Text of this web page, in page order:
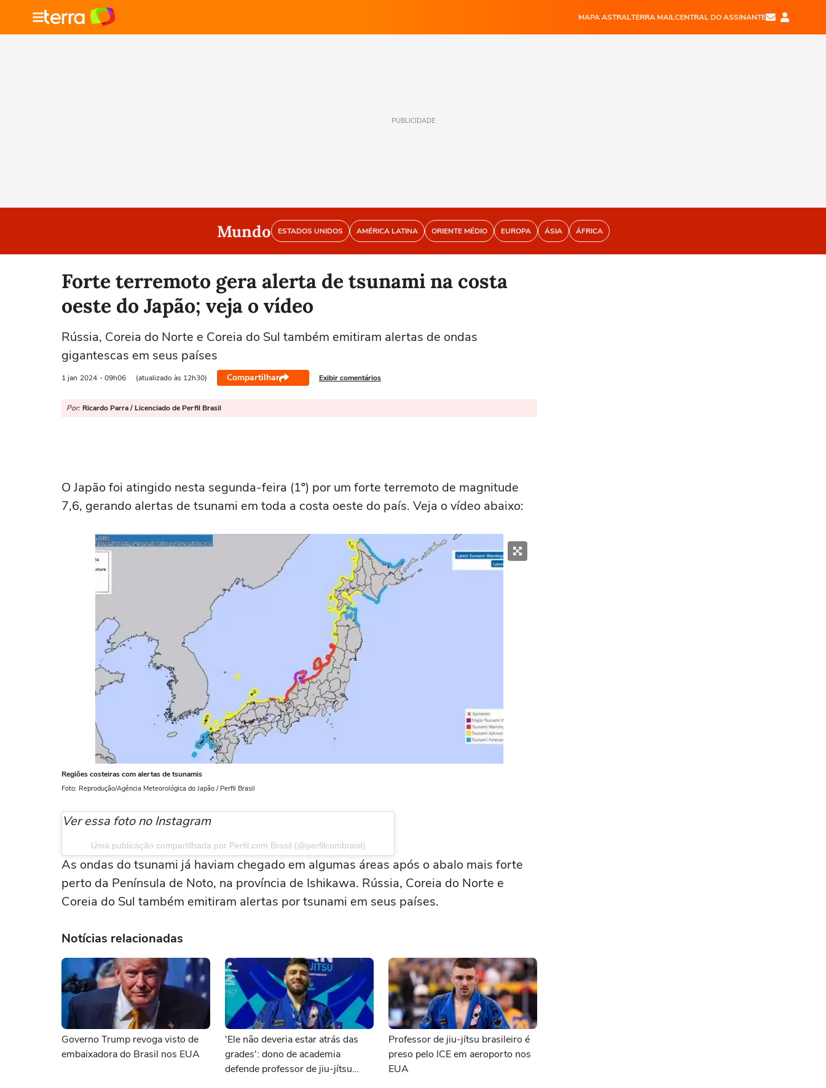
MAPA ASTRALTERRA MAILCENTRAL DO ASSINANTE
PUBLICIDADE
Mundo ESTADOS UNIDOS AMÉRICA LATINA ORIENTE MÉDIO EUROPA ÁSIA ÁFRICA
Forte terremoto gera alerta de tsunami na costa
oeste do Japão; veja o vídeo
Rússia, Coreia do Norte e Coreia do Sul também emitiram alertas de ondas
gigantescas em seus países
1 jan 2024 - 09h06 (atualizado às 12h30) Compartilhar Exibir comentários
Por: Ricardo Parra / Licenciado de Perfil Brasil
O Japão foi atingido nesta segunda-feira (1º) por um forte terremoto de magnitude
7,6, gerando alertas de tsunami em toda a costa oeste do país. Veja o vídeo abaixo:
Regiões costeiras com alertas de tsunamis
Foto: Reprodução/Agência Meteorológica do Japão / Perfil Brasil
Ver essa foto no Instagram
Uma publicação compartilhada por Perfil.com Brasil (@perfilcombrasil)
As ondas do tsunami já haviam chegado em algumas áreas após o abalo mais forte
perto da Península de Noto, na província de Ishikawa. Rússia, Coreia do Norte e
Coreia do Sul também emitiram alertas por tsunami em seus países.
Notícias relacionadas
Governo Trump revoga visto de
embaixadora do Brasil nos EUA
'Ele não deveria estar atrás das
grades': dono de academia
defende professor de jiu-jítsu
Professor de jiu-jítsu brasileiro é
preso pelo ICE em aeroporto nos
EUA